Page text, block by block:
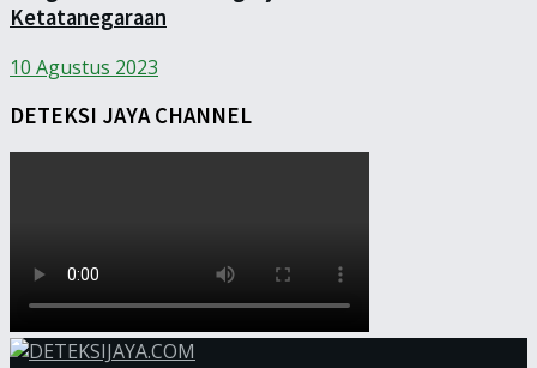
Ketatanegaraan
10 Agustus 2023
DETEKSI JAYA CHANNEL